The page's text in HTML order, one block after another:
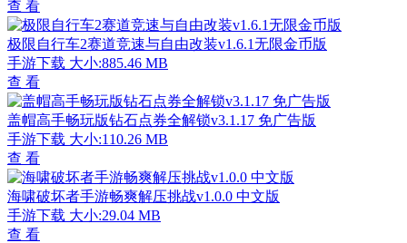
查 看
极限自行车2赛道竞速与自由改装v1.6.1无限金币版
手游下载 大小:885.46 MB
查 看
盖帽高手畅玩版钻石点券全解锁v3.1.17 免广告版
手游下载 大小:110.26 MB
查 看
海啸破坏者手游畅爽解压挑战v1.0.0 中文版
手游下载 大小:29.04 MB
查 看